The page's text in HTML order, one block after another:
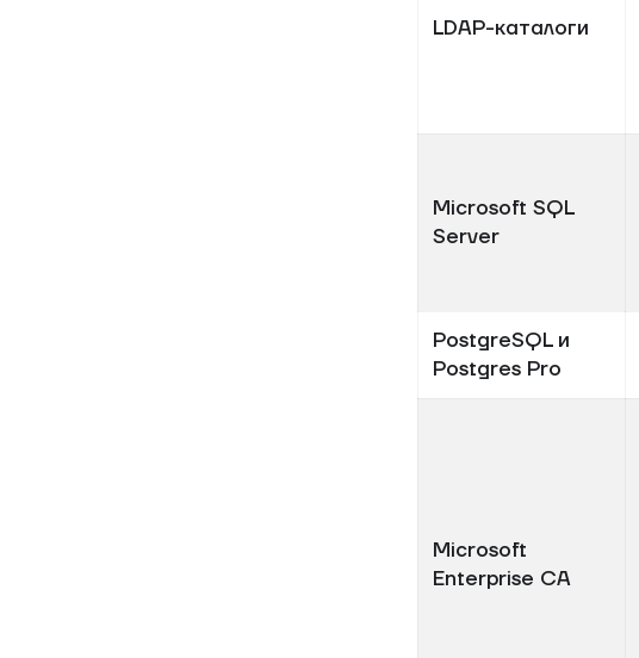
LDAP-каталоги
Microsoft SQL
Server
PostgreSQL и
Postgres Pro
Microsoft
Enterprise CA